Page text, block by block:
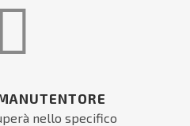
nello specifico